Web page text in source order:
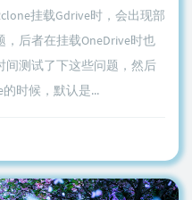
挂载Gdrive时，会出现部
后者在挂载OneDrive时也
间测试了下这些问题，然后
时候，默认是...